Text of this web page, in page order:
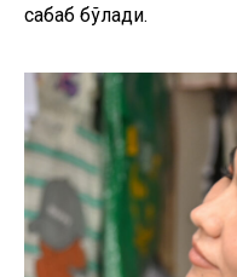
сабаб бўлади.